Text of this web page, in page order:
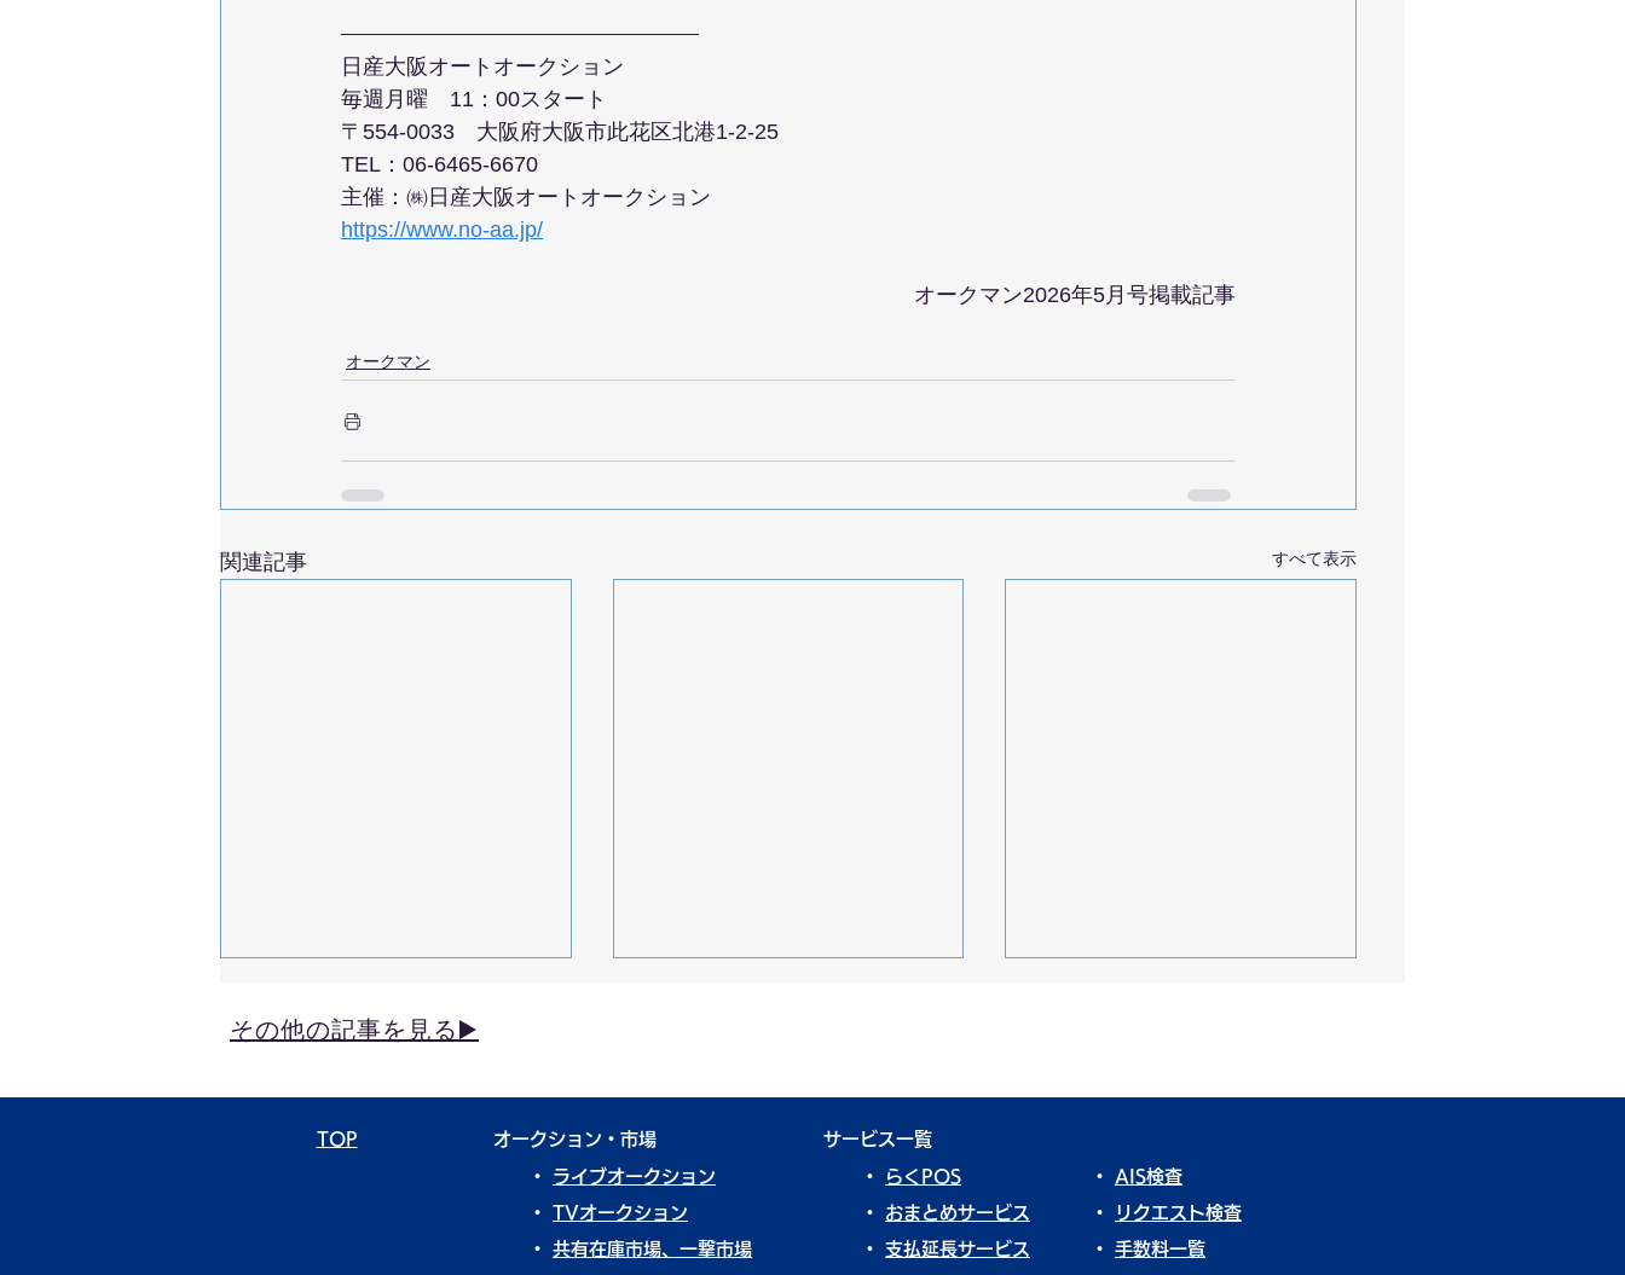
日産大阪オートオークション
毎週​月曜　​11：00スタート
〒554-0033　大阪府大阪市此花区北港1-2-25
TEL：06-6465-6670
主催：㈱日産大阪オートオークション
https://www.no-aa.jp/
オークマン2026年5月号掲載記事
オークマン
関連記事 すべて表示
出の車列伝】
その他の記事を見る▶️
TOP オークション・市場
・ ライブオークション​
・ TVオークション
​・ 共有在庫市場、一撃市場
​サービス一覧
・
らくPOS
・ おまとめサービス
​・ 支払延長サービス
・ AIS検査
・
リクエスト検査
・
手数料一覧